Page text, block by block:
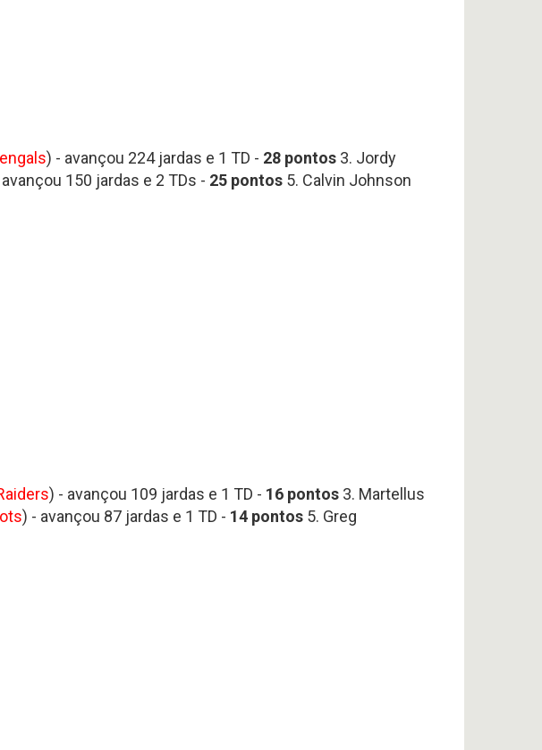
) - avançou 224 jardas e 1 TD - 28 pontos 3. Jordy
150 jardas e 2 TDs - 25 pontos 5. Calvin Johnson
) - avançou 109 jardas e 1 TD - 16 pontos 3. Martellus
) - avançou 87 jardas e 1 TD - 14 pontos 5. Greg